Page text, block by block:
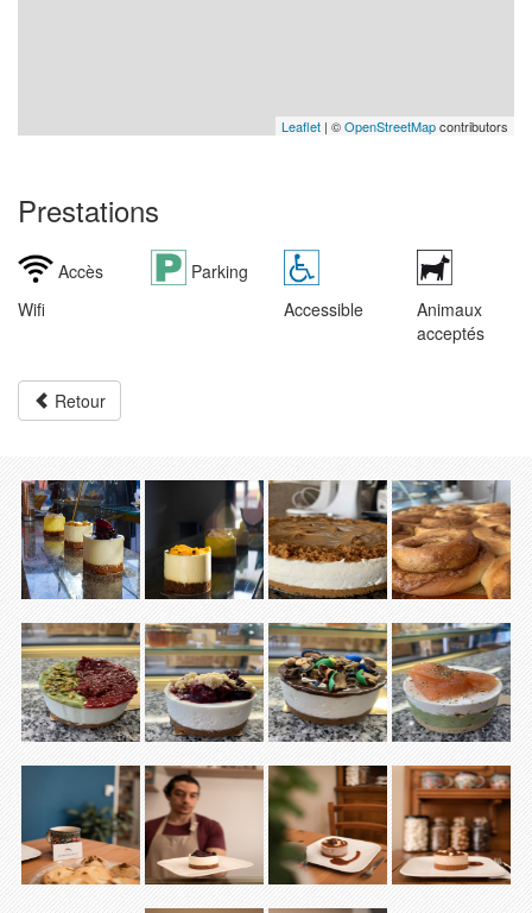
Leaflet | ©OpenStreetMapcontributors
Prestations
Accès
Wifi
Parking
Accessible
Animaux
acceptés
Retour